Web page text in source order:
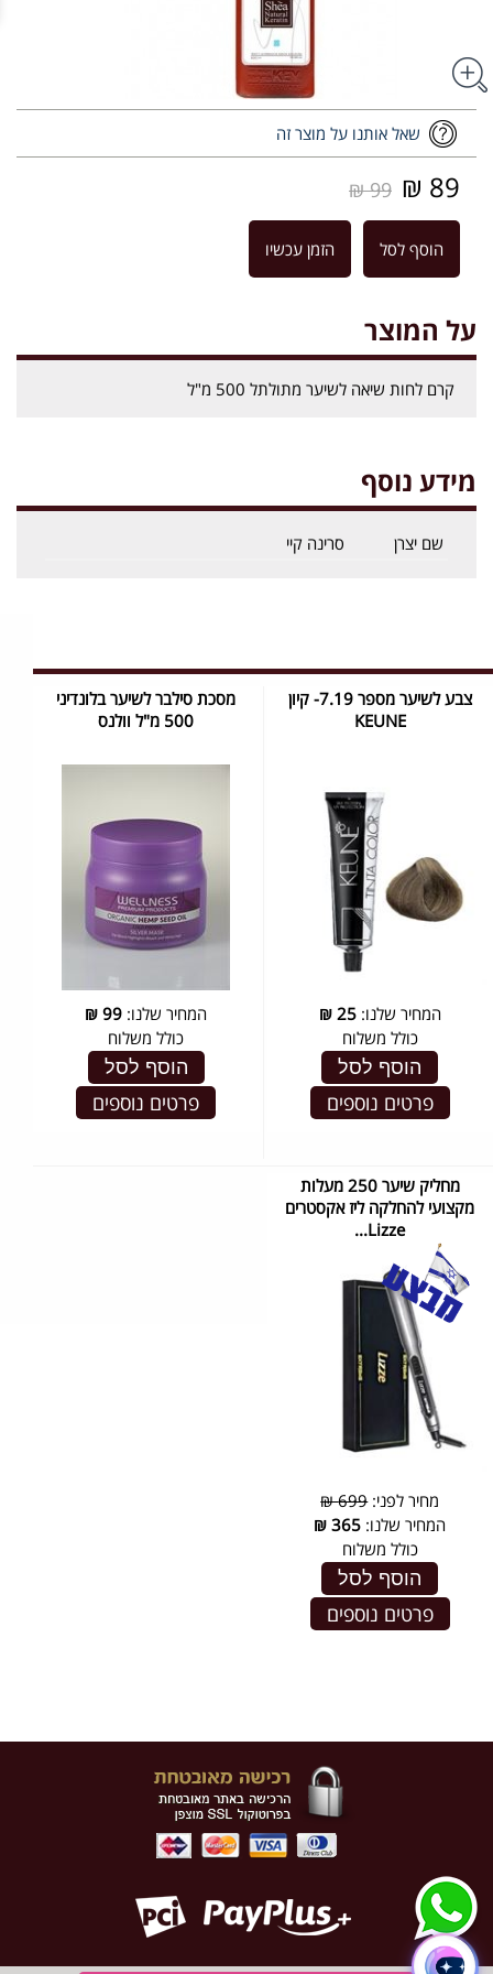
שאל אותנו על מוצר זה
89 ₪
99 ₪
הוסף לסל הזמן עכשיו
על המוצר
קרם לחות שיאה לשיער מתולתל 500 מ"ל
מידע נוסף
שם יצרן סרינה קיי
צבע לשיער מספר 7.19- קיון
KEUNE
המחיר שלנו:25
₪
כולל משלוח
הוסף לסל
פרטים נוספים
מסכת סילבר לשיער בלונדיני
500 מ"ל וולנס
המחיר שלנו: 99
₪
כולל משלוח
הוסף לסל
פרטים נוספים
מחליק שיער 250 מעלות
מקצועי להחלקה ליז אקסטרים
Lizze...
מחיר לפני:699 ₪
המחיר שלנו: 365
₪
כולל משלוח
הוסף לסל
פרטים נוספים